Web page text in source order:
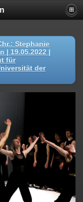
Stephanie
| 19.05.2022 |
für
der